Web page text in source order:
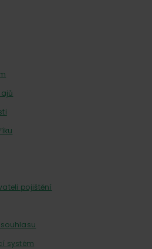
pojištění
systém